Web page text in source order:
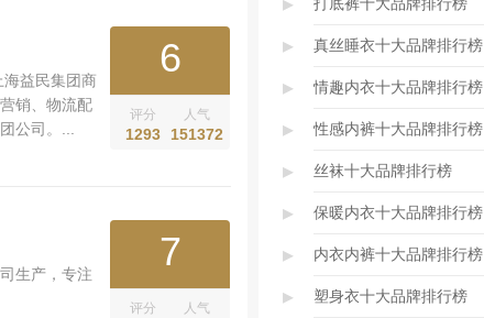
益民集团商
销、物流配
公司。...
6
评分
1293
人气
151372
生产，专注
7
评分 人气
打底裤十大品牌排行榜
▸ 真丝睡衣十大品牌排行榜
▸ 情趣内衣十大品牌排行榜
▸ 性感内裤十大品牌排行榜
▸ 丝袜十大品牌排行榜
▸ 保暖内衣十大品牌排行榜
▸ 内衣内裤十大品牌排行榜
▸ 塑身衣十大品牌排行榜